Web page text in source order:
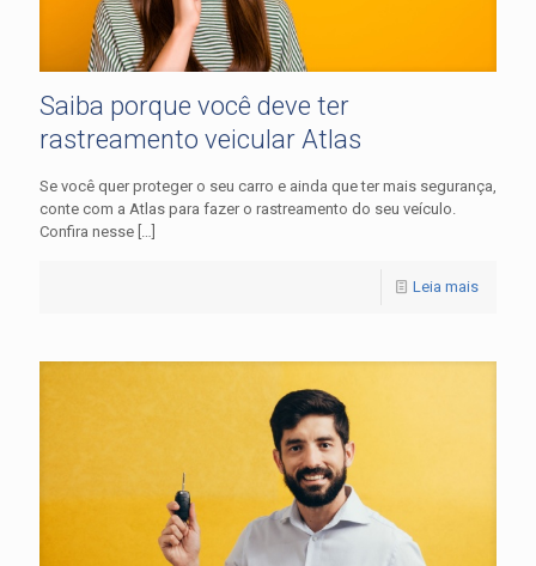
Saiba porque você deve ter
rastreamento veicular Atlas
Se você quer proteger o seu carro e ainda que ter mais segurança,
conte com a Atlas para fazer o rastreamento do seu veículo.
Confira nesse […]
Leia mais